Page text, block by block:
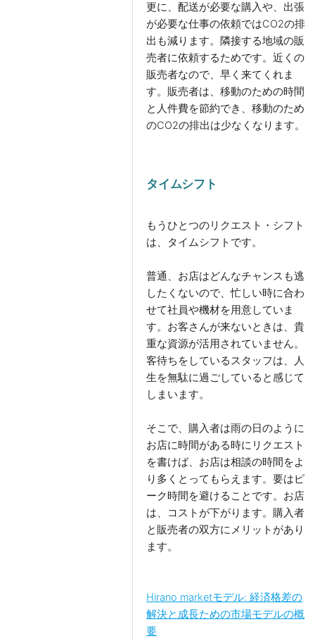
更に、配送が必要な購入や、出張
が必要な仕事の依頼ではCO2の排
出も減ります。隣接する地域の販
売者に依頼するためです。近くの
販売者なので、早く来てくれま
す。販売者は、移動のための時間
と人件費を節約でき、移動のため
のCO2の排出は少なくなります。
タイムシフト
もうひとつのリクエスト・シフト
は、タイムシフトです。
普通、お店はどんなチャンスも逃
したくないので、忙しい時に合わ
せて社員や機材を用意していま
す。お客さんが来ないときは、貴
重な資源が活用されていません。
客待ちをしているスタッフは、人
生を無駄に過ごしていると感じて
しまいます。
そこで、購入者は雨の日のように
お店に時間がある時にリクエスト
を書けば、お店は相談の時間をよ
り多くとってもらえます。要はピ
ーク時間を避けることです。お店
は、コストが下がります。購入者
と販売者の双方にメリットがあり
ます。
Hirano marketモデル: 経済格差の
解決と成長ための市場モデルの概
要